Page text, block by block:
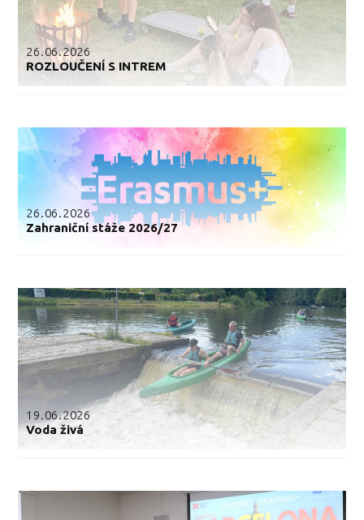
26.06.2026
ROZLOUČENÍ S INTREM
26.06.2026
Zahraniční stáže 2026/27
19.06.2026
Voda živá